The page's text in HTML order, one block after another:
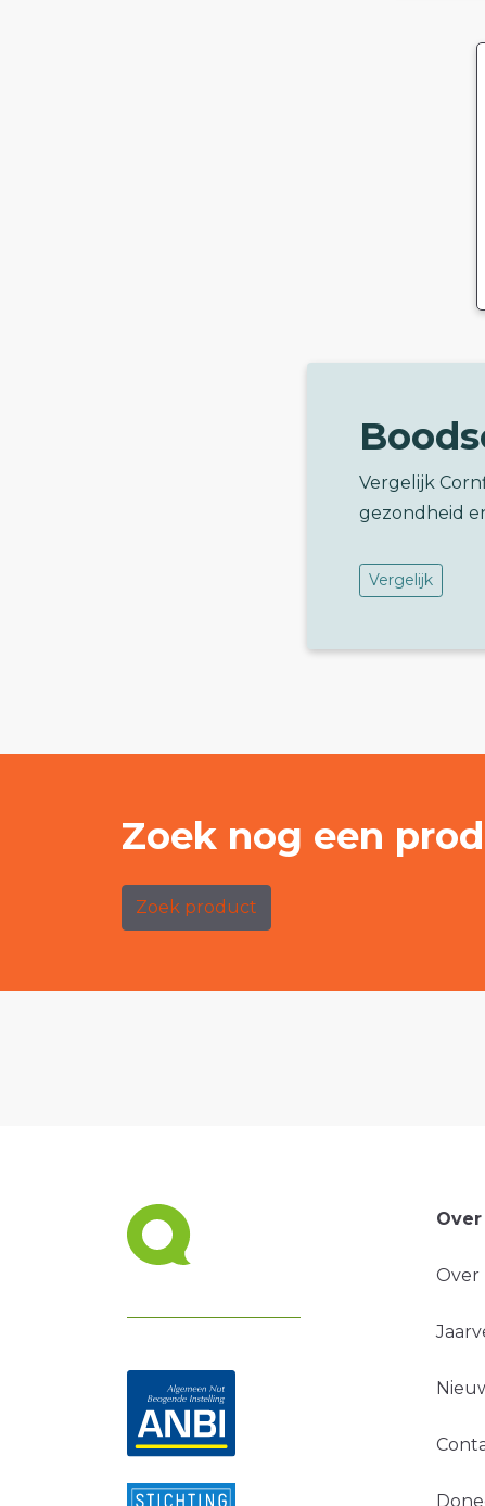
Vergelijk
gezondheid
Vergelijk
Zoek nog een
Zoek product
Over
Over